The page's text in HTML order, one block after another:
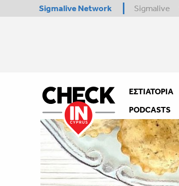
Sigmalive Network Sigmalive
ΕΣΤΙΑΤΌΡΙΑ
PODCASTS